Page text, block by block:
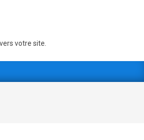
votre site.